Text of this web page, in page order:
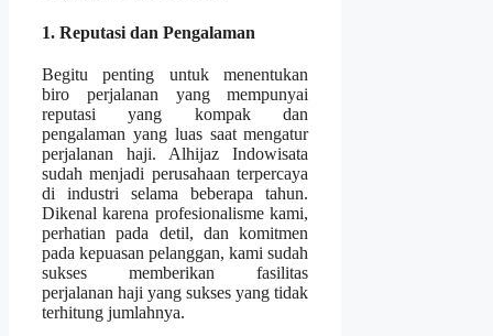
1. Reputasi dan Pengalaman
Begitu penting untuk menentukan
biro perjalanan yang mempunyai
reputasi yang kompak dan
pengalaman yang luas saat mengatur
perjalanan haji. Alhijaz Indowisata
sudah menjadi perusahaan terpercaya
di industri selama beberapa tahun.
Dikenal karena profesionalisme kami,
perhatian pada detil, dan komitmen
pada kepuasan pelanggan, kami sudah
sukses memberikan fasilitas
perjalanan haji yang sukses yang tidak
terhitung jumlahnya.